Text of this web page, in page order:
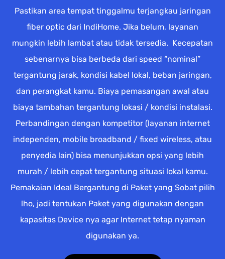
Pastikan area tempat tinggalmu terjangkau jaringan
fiber optic dari IndiHome. Jika belum, layanan
mungkin lebih lambat atau tidak tersedia. Kecepatan
sebenarnya bisa berbeda dari speed “nominal”
tergantung jarak, kondisi kabel lokal, beban jaringan,
dan perangkat kamu. Biaya pemasangan awal atau
biaya tambahan tergantung lokasi / kondisi instalasi.
Perbandingan dengan kompetitor (layanan internet
independen, mobile broadband / fixed wireless, atau
penyedia lain) bisa menunjukkan opsi yang lebih
murah / lebih cepat tergantung situasi lokal kamu.
Pemakaian Ideal Bergantung di Paket yang Sobat pilih
lho, jadi tentukan Paket yang digunakan dengan
kapasitas Device nya agar Internet tetap nyaman
digunakan ya.